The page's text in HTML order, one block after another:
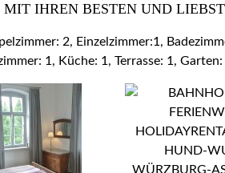
IHREN BESTEN UND
2, Einzelzimmer:1,
1, Küche: 1, Terrasse: 1,